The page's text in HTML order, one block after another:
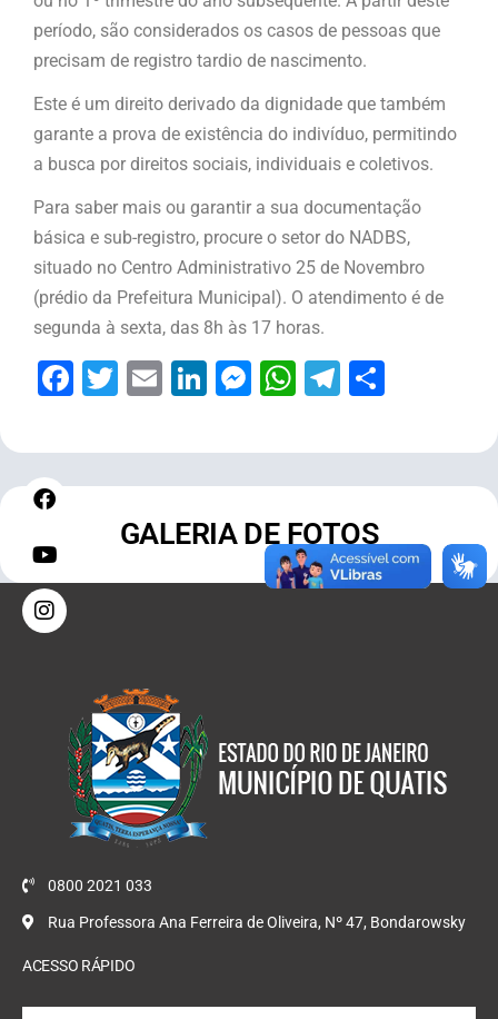
período, são considerados os casos de pessoas que
precisam de registro tardio de nascimento.
Este é um direito derivado da dignidade que também
garante a prova de existência do indivíduo, permitindo
a busca por direitos sociais, individuais e coletivos.
Para saber mais ou garantir a sua documentação
básica e sub-registro, procure o setor do NADBS,
situado no Centro Administrativo 25 de Novembro
(prédio da Prefeitura Municipal). O atendimento é de
segunda à sexta, das 8h às 17 horas.
Facebook
Twitter
EmailLinkedIn
Messenger
WhatsApp
Telegram
GALERIA DE FOTOS
0800 2021 033
Rua Professora Ana Ferreira de Oliveira, Nº 47, Bondarowsky
ACESSO RÁPIDO